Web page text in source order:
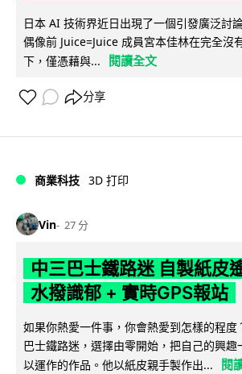
日本 AI 技術界近日出現了一個引發廣泛討
偶像前 Juice=Juice 成員宮本佳林在完全沒
下，僅憑藉與...
閱讀全文
分享
商業科技 3D 打印
Vin 27 分
中三巴士鐵路迷 自製紙皮
水撥識郁 + 實時GPS報站
如果你熱愛一件事，你會熱愛到怎樣的程度
巴士鐵路迷，選擇由零開始，把自己的興趣
以運作的作品。他以紙皮親手製作出...
閱